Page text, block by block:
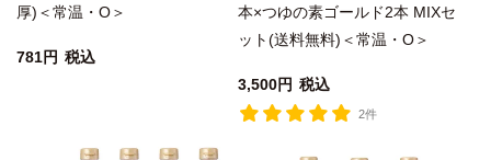
厚)＜常温・O＞
781 税込
本×つゆの素ゴールド2本 MIXセ
ット(送料無料)＜常温・O＞
3,500 税込
2件